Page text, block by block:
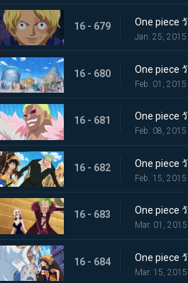
16 - 679
Jan. 25, 2015
16 - 680
Feb. 01, 2015
16 - 681
Feb. 08, 2015
16 - 682
Feb. 15, 2015
16 - 683
Mar. 01, 2015
16 - 684
Mar. 15, 2015